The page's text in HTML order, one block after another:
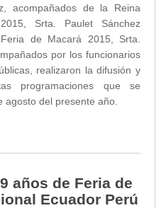
acompañados de la Reina
Srta. Paulet Sánchez
de Macará 2015, Srta.
por los funcionarios
realizaron la difusión y
programaciones que se
agosto del presente año.
años de Feria de
Ecuador Perú